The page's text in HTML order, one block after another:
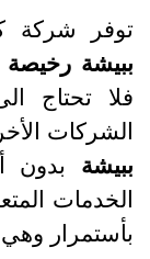
شركة
رخيصة
تحتاج
بدون أي
وهي: